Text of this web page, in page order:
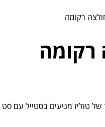
רקומה
רקומה
של טוליז מגיעים בסטייל עם